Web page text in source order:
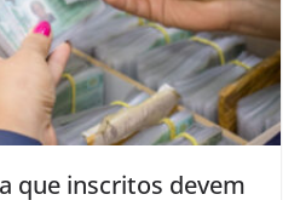
que inscritos devem